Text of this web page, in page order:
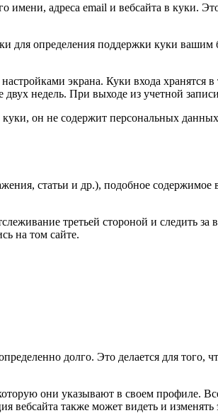
адреса email и вебсайта в куки.
для определения поддержки куки
экрана. Куки входа хранятся
недель. При выходе из учетной
он не содержит персональных
статьи и др.), подобное содержимое
третьей стороной и следить
на том сайте.
долго. Это делается для того,
они указывают в своем профиле.
вебсайта также может видеть и